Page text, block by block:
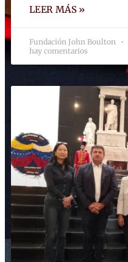
LEER MÁS »
Fundación John Boulton
hay comentarios